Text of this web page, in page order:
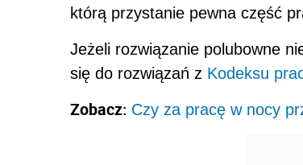
którą przystanie pewna część
Jeżeli rozwiązanie polubowne
się do rozwiązań z Kodeksu
Zobacz: Czy za pracę w nocy